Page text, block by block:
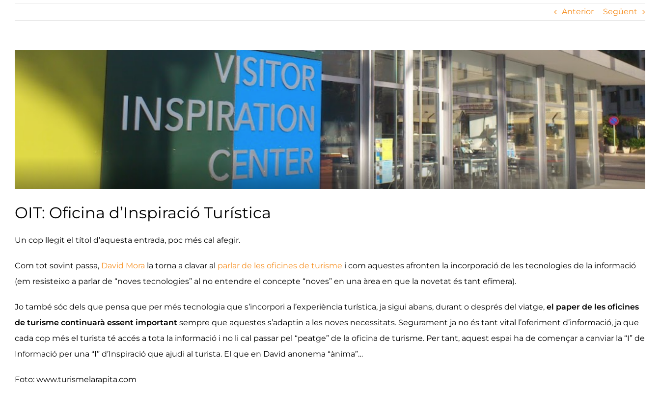
Anterior Següent
OIT: Oficina d’Inspiració Turística
Un cop llegit el títol d’aquesta entrada, poc més cal afegir.
Com tot sovint passa, David Mora la torna a clavar al parlar de les oficines de turisme i com aquestes afronten la incorporació de les tecnologies de la informació
(em resisteixo a parlar de “noves tecnologies” al no entendre el concepte “noves” en una àrea en que la novetat és tant efímera).
Jo també sóc dels que pensa que per més tecnologia que s’incorpori a l’experiència turística, ja sigui abans, durant o després del viatge, el paper de les oficines
de turisme continuarà essent importantsempre que aquestes s’adaptin a les noves necessitats. Segurament ja no és tant vital l’oferiment d’informació, ja que
cada cop més el turista té accés a tota la informació i no li cal passar pel “peatge” de la oficina de turisme. Per tant, aquest espai ha de començar a canviar la “I” de
Informació per una “I” d’Inspiració que ajudi al turista. El que en David anonema “ànima”…
Foto: www.turismelarapita.com